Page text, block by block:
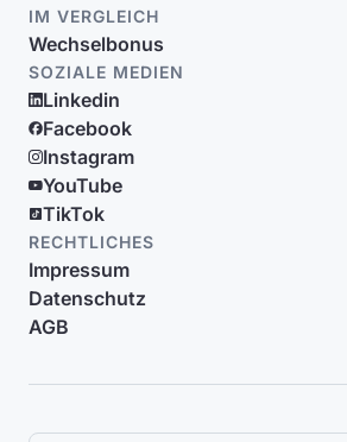
IM VERGLEICH
Wechselbonus
SOZIALE MEDIEN
Linkedin
Facebook
Instagram
YouTube
TikTok
RECHTLICHES
Impressum
Datenschutz
AGB